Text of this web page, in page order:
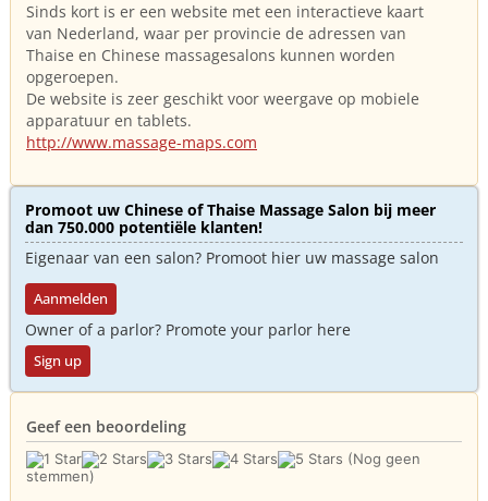
Sinds kort is er een website met een interactieve kaart
van Nederland, waar per provincie de adressen van
Thaise en Chinese massagesalons kunnen worden
opgeroepen.
De website is zeer geschikt voor weergave op mobiele
apparatuur en tablets.
http://www.massage-maps.com
Promoot uw Chinese of Thaise Massage Salon bij meer
dan 750.000 potentiële klanten!
Eigenaar van een salon? Promoot hier uw massage salon
Aanmelden
Owner of a parlor? Promote your parlor here
Sign up
Geef een beoordeling
(Nog geen
stemmen)